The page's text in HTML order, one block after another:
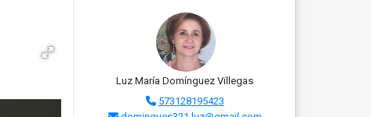
Luz María Domínguez Villegas
573128195423